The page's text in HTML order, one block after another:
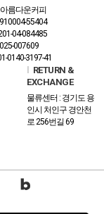
름다운커피
55404
04-084485
007609
0140-3197-41
l RETURN &
EXCHANGE
물류센터 : 경기도 용
인시 처인구 경안천
로 256번길 69